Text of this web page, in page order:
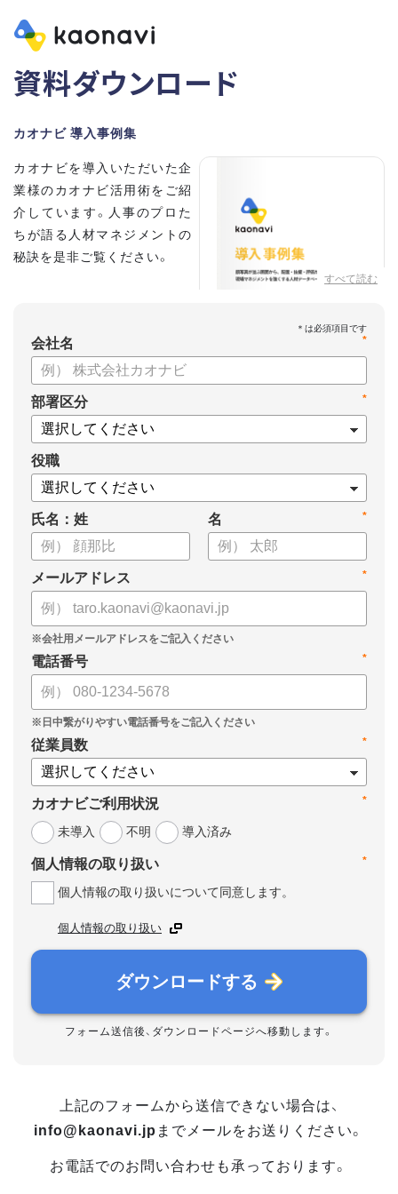
資料ダウンロード
カオナビ 導入事例集
すべて読む
カオナビを導入いただいた企
業様のカオナビ活用術をご紹
介しています。人事のプロた
ちが語る人材マネジメントの
秘訣を是非ご覧ください。
*
会社名
*
部署区分
役職
氏名：姓 *
名
*
メールアドレス
*
電話番号
*
従業員数
*
カオナビご利用状況
未導入
不明 導入済み
*
個人情報の取り扱い
個人情報の取り扱いについて同意します。
個人情報の取り扱い
ダウンロードする
フォーム送信後、ダウンロードページへ移動します。
上記のフォームから送信できない場合は、
info@kaonavi.jp までメールをお送りください。
お電話でのお問い合わせも承っております。